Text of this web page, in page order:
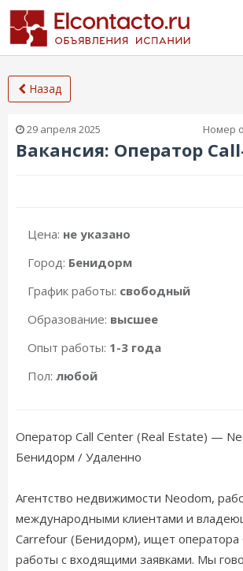
Назад
29 апреля 2025 Номер
Вакансия: Оператор
Цена: не указано
Город: Бенидорм
График работы: свободный
Образование: высшее
Опыт работы: 1-3 года
Пол: любой
Оператор Call Center (Real Estate) —
Бенидорм / Удаленно
Агентство недвижимости Neodom,
международными клиентами и
Carrefour (Бенидорм), ищет оператора
работы с входящими заявками. Мы